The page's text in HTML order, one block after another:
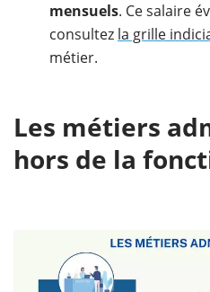
mensuels. Ce salaire
consultez la grille
métier.
Les métiers
hors de la